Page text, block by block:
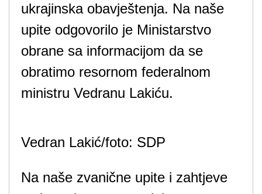
ukrajinska obavještenja. Na naše
upite odgovorilo je Ministarstvo
obrane sa informacijom da se
obratimo resornom federalnom
ministru Vedranu Lakiću.
Vedran Lakić/foto: SDP
Na naše zvanične upite i zahtjeve